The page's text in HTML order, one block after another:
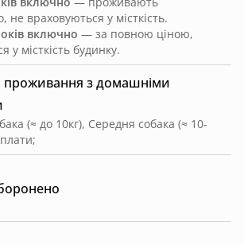
проживання з домашніми
(≈ до 10кг), Середня собака (≈ 10-
;
не враховуються у місткість.
включно — за повною ціною,
у місткість будинку.